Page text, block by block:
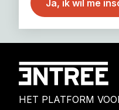
HET PLATFORM